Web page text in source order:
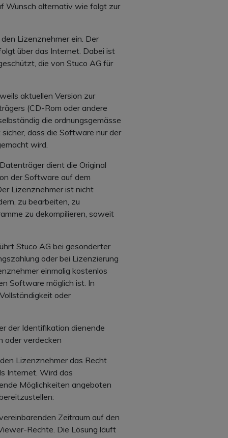
Wunsch alternativ wie folgt zur
Lizenznehmer ein. Der
über das Internet. Dabei ist
die von Stuco AG für
aktuellen Version zur
(CD-Rom oder andere
die ordnungsgemässe
dass die Software nur der
wird.
dient die Original
der Software auf dem
Lizenznehmer ist nicht
zu bearbeiten, zu
zu dekompilieren, soweit
Stuco AG bei gesonderter
oder bei Lizenzierung
einmalig kostenlos
Software möglich ist. In
oder
der Identifikation dienende
oder verdecken
Lizenznehmer das Recht
Internet. Wird das
Möglichkeiten angeboten
Zeitraum auf den
Rechte. Die Lösung läuft